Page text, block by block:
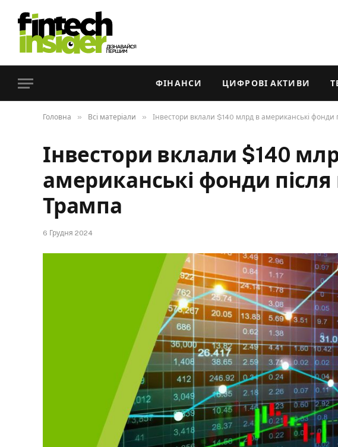
ФІНАНСИ ЦИФРОВІ АКТИВИ
Головна » Всі матеріали » Інвестори вклали $140 млрд в американські фонди
Інвестори вклали $140
американські фонди
Трампа
6 Грудня 2024